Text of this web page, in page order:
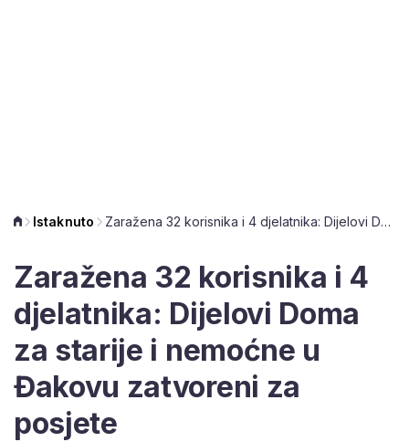
Istaknuto Zaražena 32 korisnika i 4 djelatnika: Dijelovi Doma za starije i nemoćne u Đakovu zatvoreni za posjete
Zaražena 32 korisnika i 4
djelatnika: Dijelovi Doma
za starije i nemoćne u
Đakovu zatvoreni za
posjete